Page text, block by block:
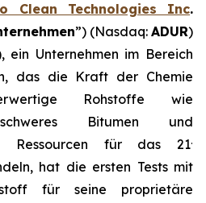
Clean Technologies Inc.
”) (Nasdaq:ADUR)
ein Unternehmen im Bereich
das die Kraft der Chemie
Rohstoffe wie
Bitumen und
Ressourcen für das 21.
hat die ersten Tests mit
für seine proprietäre